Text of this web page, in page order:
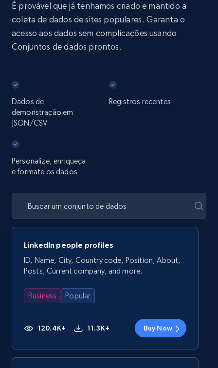
É provável que já tenhamos criado e mantido a
coleta de dados de sites populares. Garanta o
acesso aos dados sem complicações usando
Conjuntos de dados prontos.
Dados de
demonstração em
JSON/CSV
Registros recentes
Personalize, enriqueça
e formate os dados
LinkedIn people profiles
ID, Name, City, Country code, Position, About,
Posts, Current company, and more.
Business Popular
120.4K+ 11.3K+ Buy Now